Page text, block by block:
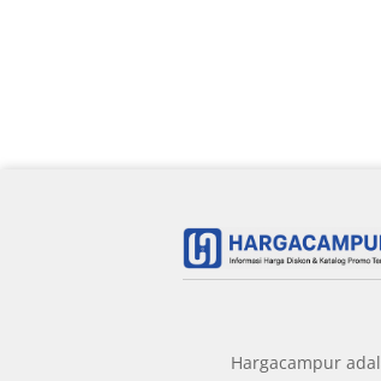
Hargacampur